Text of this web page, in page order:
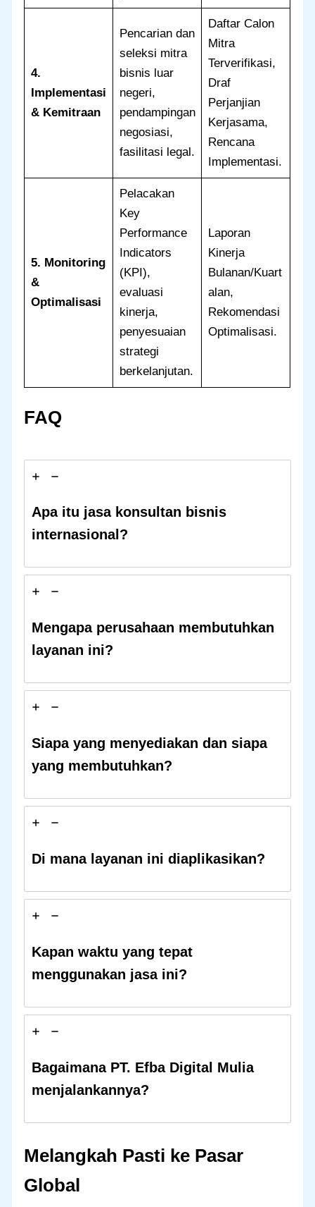
4.
Implementasi
& Kemitraan
Pencarian dan
seleksi mitra
bisnis luar
negeri,
pendampingan
negosiasi,
fasilitasi legal.
Daftar Calon
Mitra
Terverifikasi,
Draf
Perjanjian
Kerjasama,
Rencana
Implementasi.
5. Monitoring
&
Optimalisasi
Pelacakan
Key
Performance
Indicators
(KPI),
evaluasi
kinerja,
penyesuaian
strategi
berkelanjutan.
Laporan
Kinerja
Bulanan/Kuart
alan,
Rekomendasi
Optimalisasi.
FAQ
Apa itu jasa konsultan bisnis
internasional?
Mengapa perusahaan membutuhkan
layanan ini?
Siapa yang menyediakan dan siapa
yang membutuhkan?
Di mana layanan ini diaplikasikan?
Kapan waktu yang tepat
menggunakan jasa ini?
Bagaimana PT. Efba Digital Mulia
menjalankannya?
Melangkah Pasti ke Pasar
Global